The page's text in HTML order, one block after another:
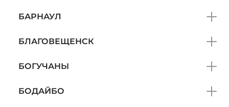
БАРНАУЛ
БЛАГОВЕЩЕНСК
БОГУЧАНЫ
БОДАЙБО